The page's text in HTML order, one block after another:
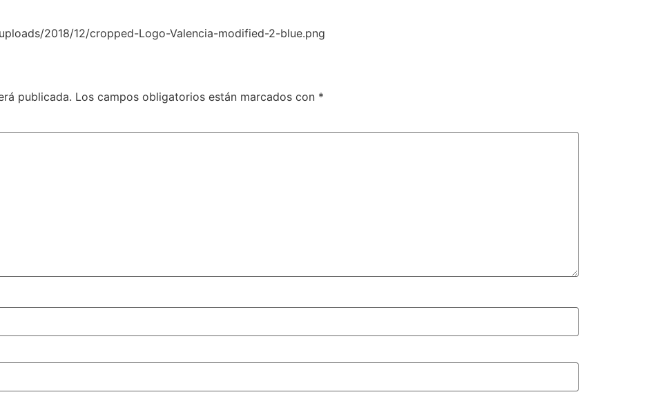
2018/12/cropped-Logo-Valencia-modified-2-blue.png
publicada. Los campos obligatorios están marcados con *